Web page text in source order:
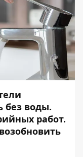
без воды.
работ.